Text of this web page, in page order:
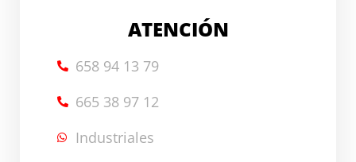
ATENCIÓN
658 94 13 79
665 38 97 12
Industriales